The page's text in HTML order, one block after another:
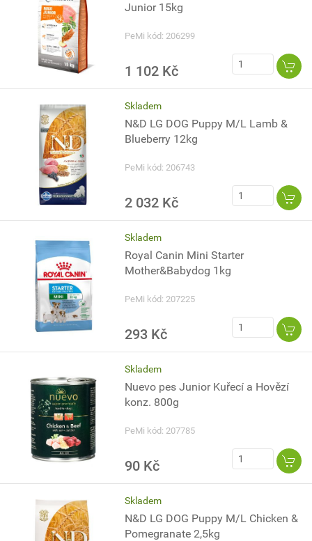
Junior 15kg
PeMi kód: 206299
1 102 Kč
Skladem
N&D LG DOG Puppy M/L Lamb &
Blueberry 12kg
PeMi kód: 206743
2 032 Kč
Skladem
Royal Canin Mini Starter
Mother&Babydog 1kg
PeMi kód: 207225
293 Kč
Skladem
Nuevo pes Junior Kuřecí a Hovězí
konz. 800g
PeMi kód: 207785
90 Kč
Skladem
N&D LG DOG Puppy M/L Chicken &
Pomegranate 2,5kg